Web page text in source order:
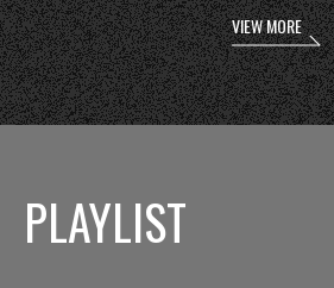
VIEW MORE
PLAYLIST